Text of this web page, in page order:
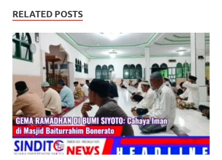
RELATED POSTS